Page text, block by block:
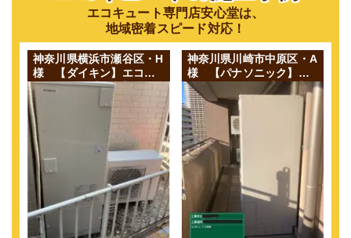
エコキュート専門店安心堂は、
地域密着スピード対応！
神奈川県横浜市瀬谷区・H
様 【ダイキン】エコキ
ュートから【日立】エコ
キュート 交換
神奈川県川崎市中原区・A
様 【パナソニック】エ
コキュートから【三菱】
エコキュート 交換